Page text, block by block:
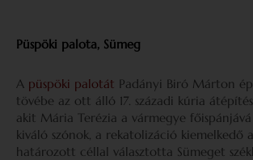
Püspöki palota, Sümeg
A püspöki palotát Padányi Biró Márton
tövébe az ott álló 17. századi kúria
akit Mária Terézia a vármegye
kiváló szónok, a rekatolizáció kiemelkedő
határozott céllal választotta Sümeget